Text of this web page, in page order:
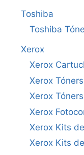
Toshiba
Toshiba
Xerox
Xerox
Xerox
Xerox
Xerox
Xerox Kits
Xerox Kits